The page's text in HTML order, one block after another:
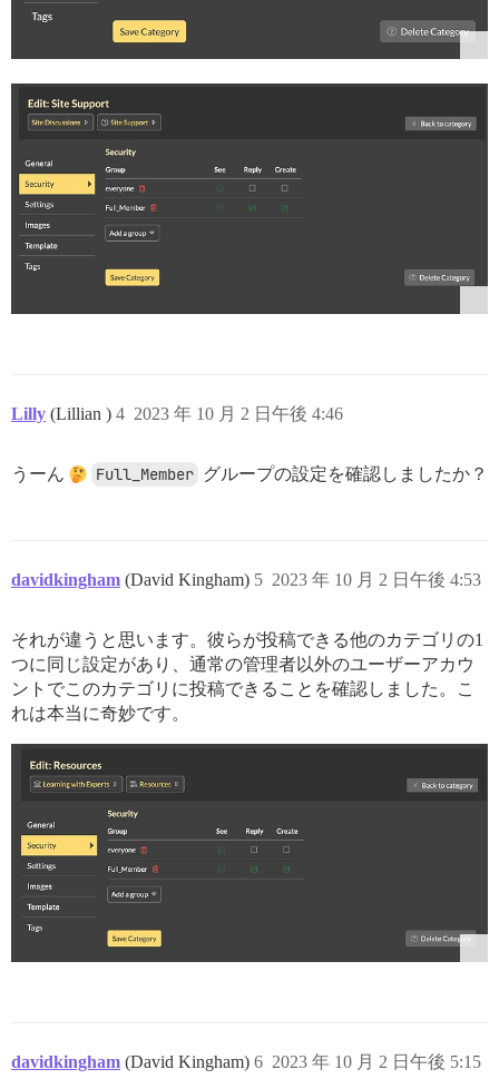
Lilly (Lillian ) 2023 年 10 月 2 日午後 4:46
4
うーん Full_Member グループの設定を確認しましたか？
davidkingham (David Kingham) 2023 年 10 月 2 日午後 4:53
5
それが違うと思います。彼らが投稿できる他のカテゴリの1
つに同じ設定があり、通常の管理者以外のユーザーアカウ
ントでこのカテゴリに投稿できることを確認しました。こ
れは本当に奇妙です。
davidkingham (David Kingham) 2023 年 10 月 2 日午後 5:15
6